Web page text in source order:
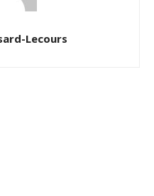
Lecours